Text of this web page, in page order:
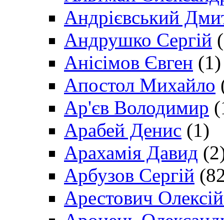
Андрієвський
Андрушко Сергій
Анісімов Євген (1)
Апостол Михайло
Ар'єв Володимир
Арабей Денис (1)
Арахамія Давид
Арбузов Сергій
Арестович